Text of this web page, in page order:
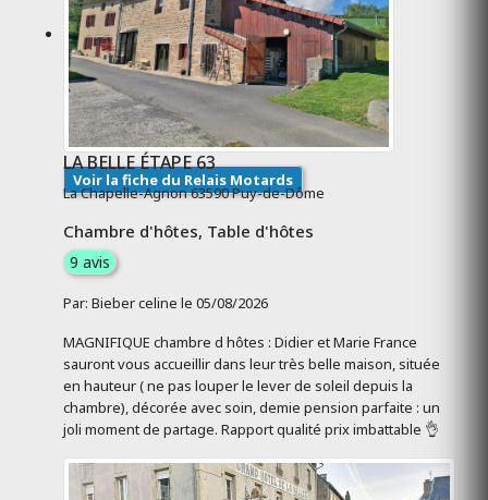
Voir la fiche du Relais Motards
LA BELLE ÉTAPE 63
La Chapelle-Agnon 63590 Puy-de-Dôme
Chambre d'hôtes, Table d'hôtes
9 avis
Par: Bieber celine le 05/08/2026
MAGNIFIQUE chambre d hôtes : Didier et Marie France
sauront vous accueillir dans leur très belle maison, située
en hauteur ( ne pas louper le lever de soleil depuis la
chambre), décorée avec soin, demie pension parfaite : un
joli moment de partage. Rapport qualité prix imbattable 👌